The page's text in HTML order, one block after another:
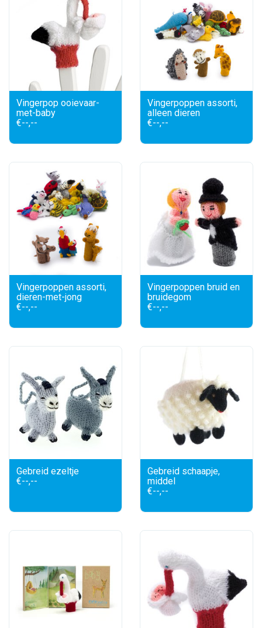
ooievaartje kunnen breien. De poppen zorgen voor een
welkome aanvulling op hun inkomsten.
Vingerpop ooievaar-
met-baby
€--,--
Vingerpoppen assorti,
alleen dieren
€--,--
Vingerpoppen assorti,
dieren-met-jong
€--,--
Vingerpoppen bruid en
bruidegom
€--,--
Gebreid ezeltje
€--,--
Gebreid schaapje,
middel
€--,--